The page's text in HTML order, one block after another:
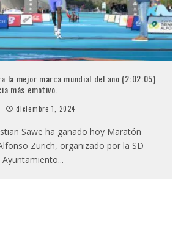
la mejor marca mundial del año (2:02:05)
más emotivo.
diciembre 1, 2024
Sawe ha ganado hoy Maratón
Zurich, organizado por la SD
Ayuntamiento...